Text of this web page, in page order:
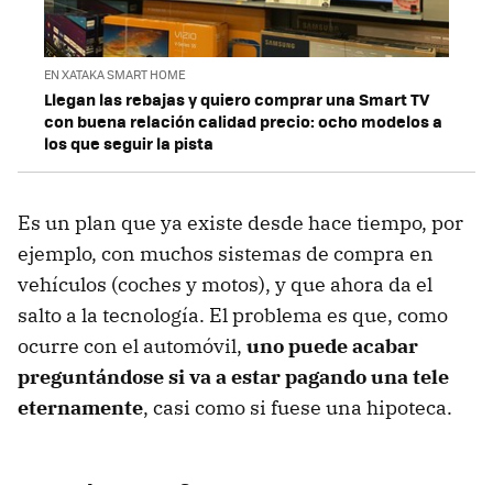
EN XATAKA SMART HOME
Llegan las rebajas y quiero comprar una Smart TV
con buena relación calidad precio: ocho modelos a
los que seguir la pista
Es un plan que ya existe desde hace tiempo, por
ejemplo, con muchos sistemas de compra en
vehículos (coches y motos), y que ahora da el
salto a la tecnología. El problema es que, como
ocurre con el automóvil, uno puede acabar
preguntándose si va a estar pagando una tele
eternamente, casi como si fuese una hipoteca.